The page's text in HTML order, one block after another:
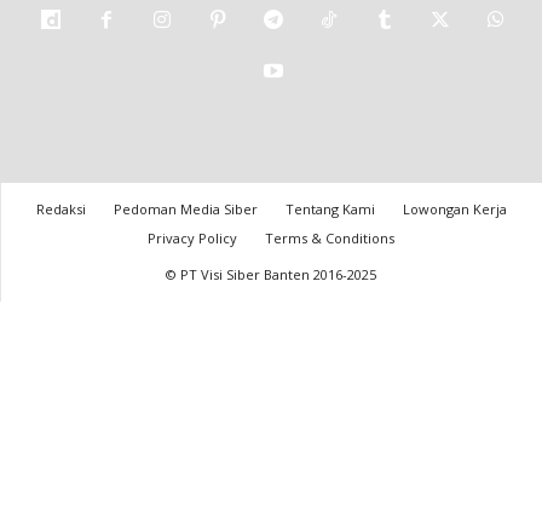
Redaksi Pedoman Media Siber Tentang Kami
Lowongan Kerja
Privacy Policy
Terms & Conditions
© PT Visi Siber Banten 2016-2025